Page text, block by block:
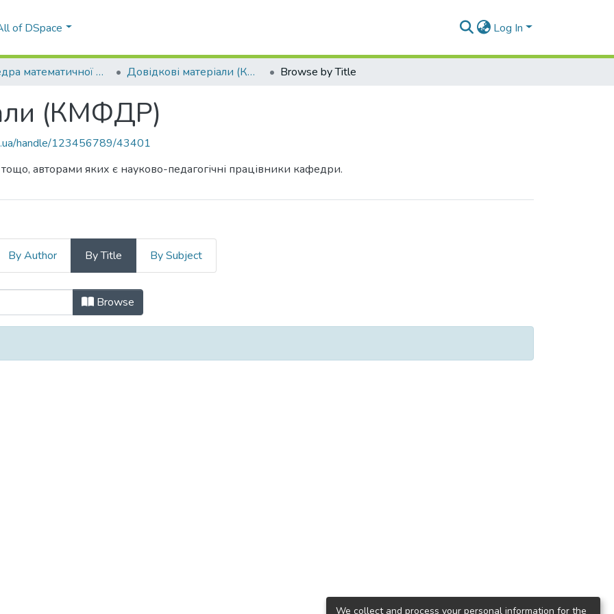
of DSpace Log In
Кафедра математичної фізики та диференціальних рівнянь (КМФДР) Довідкові матеріали (КМФДР) Browse by Title
(КМФДР)
handle/123456789/43401
авторами яких є науково-педагогічні працівники кафедри.
By Author By Title By Subject
(КМФДР) by Title
Browse
We collect and process your personal information for the